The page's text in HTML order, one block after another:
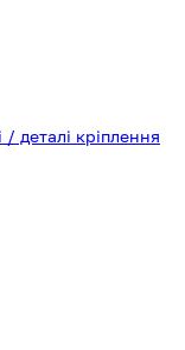
/ деталі кріплення